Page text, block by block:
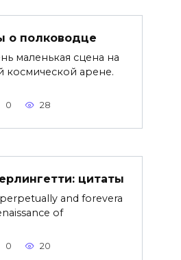
о полководце
маленькая сцена на
космической арене.
0 28
цитаты
and forevera
of
0 20